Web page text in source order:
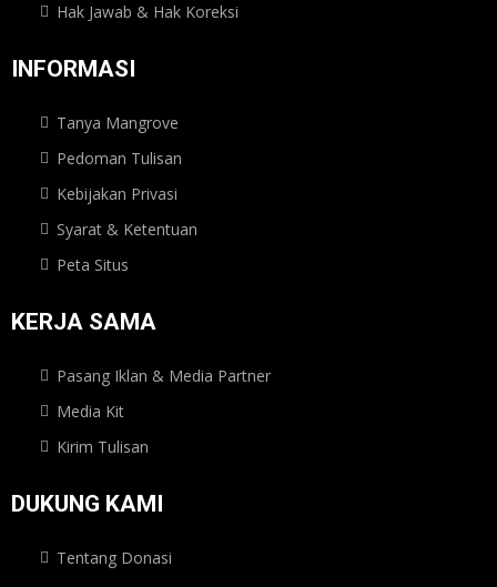
Hak Jawab & Hak Koreksi
INFORMASI
Tanya Mangrove
Pedoman Tulisan
Kebijakan Privasi
Syarat & Ketentuan
Peta Situs
KERJA SAMA
Pasang Iklan & Media Partner
Media Kit
Kirim Tulisan
DUKUNG KAMI
Tentang Donasi